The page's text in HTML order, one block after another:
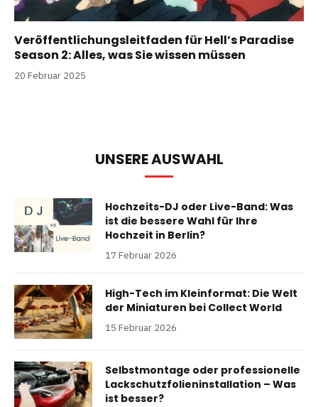
Veröffentlichungsleitfaden für Hell’s Paradise
Season 2: Alles, was Sie wissen müssen
20 Februar 2025
UNSERE AUSWAHL
Hochzeits-DJ oder Live-Band: Was
ist die bessere Wahl für Ihre
Hochzeit in Berlin?
17 Februar 2026
High-Tech im Kleinformat: Die Welt
der Miniaturen bei Collect World
15 Februar 2026
Selbstmontage oder professionelle
Lackschutzfolieninstallation – Was
ist besser?